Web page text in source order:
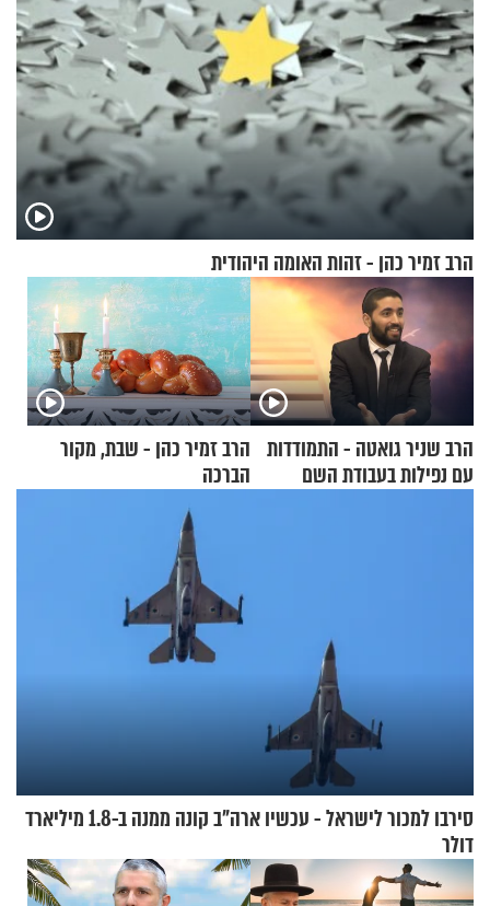
הרב זמיר כהן - זהות האומה היהודית
הרב שניר גואטה - התמודדות
עם נפילות בעבודת השם
הרב זמיר כהן - שבת, מקור
הברכה
סירבו למכור לישראל - עכשיו ארה"ב קונה ממנה ב-1.8 מיליארד
דולר